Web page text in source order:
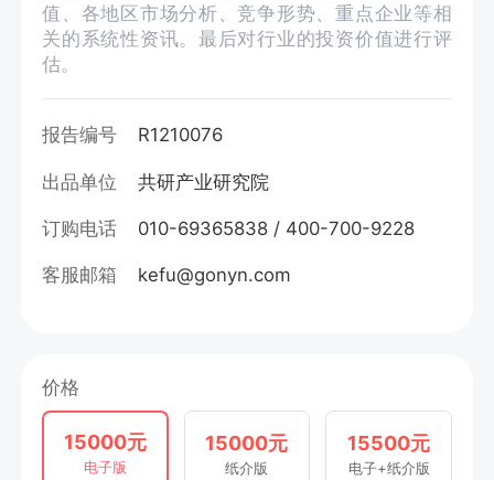
值、各地区市场分析、竞争形势、重点企业等相
关的系统性资讯。最后对行业的投资价值进行评
估。
报告编号 R1210076
出品单位 共研产业研究院
订购电话 010-69365838 / 400-700-9228
客服邮箱 kefu@gonyn.com
价格
15000元
电子版
15000元
纸介版
15500元
电子+纸介版